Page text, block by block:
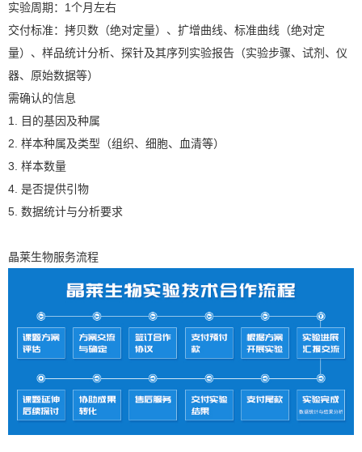
实验周期：1个月左右
交付标准：拷贝数（绝对定量）、扩增曲线、标准曲线（绝对定
量）、样品统计分析、探针及其序列实验报告（实验步骤、试剂、仪
器、原始数据等）
需确认的信息
1. 目的基因及种属
2. 样本种属及类型（组织、细胞、血清等）
3. 样本数量
4. 是否提供引物
5. 数据统计与分析要求
晶莱生物服务流程